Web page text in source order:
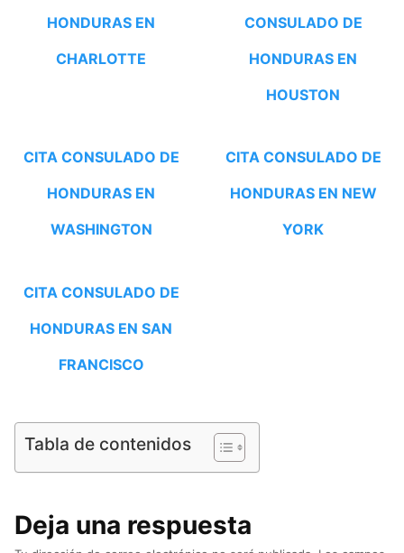
HONDURAS EN
CHARLOTTE
CONSULADO DE
HONDURAS EN
HOUSTON
CITA CONSULADO DE
HONDURAS EN
WASHINGTON
CITA CONSULADO DE
HONDURAS EN NEW
YORK
CITA CONSULADO DE
HONDURAS EN SAN
FRANCISCO
Tabla de contenidos
Deja una respuesta